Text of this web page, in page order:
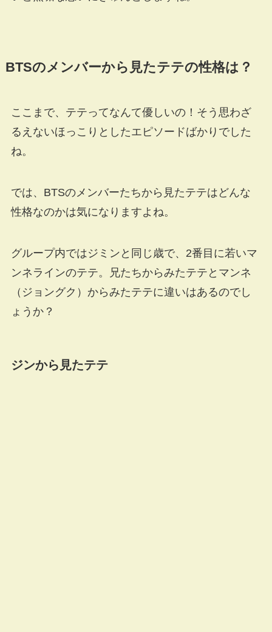
BTSのメンバーから見たテテの性格は？
ここまで、テテってなんて優しいの！そう思わざ
るえないほっこりとしたエピソードばかりでした
ね。
では、BTSのメンバーたちから見たテテはどんな
性格なのかは気になりますよね。
グループ内ではジミンと同じ歳で、2番目に若いマ
ンネラインのテテ。兄たちからみたテテとマンネ
（ジョングク）からみたテテに違いはあるのでし
ょうか？
ジンから見たテテ